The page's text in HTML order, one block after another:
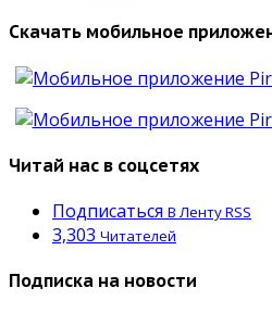
Скачать мобильное
Читай нас в соцсетях
Подписаться В Ленту RSS
3,303 Читателей
Подписка на новости